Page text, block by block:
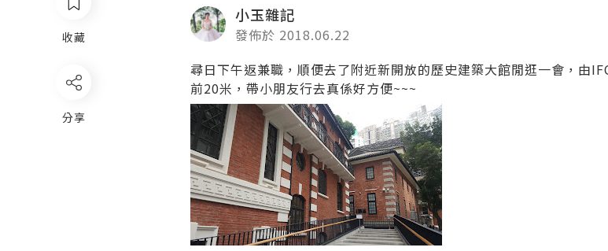
收藏
分享
小玉雜記
發佈於 2018.06.22
尋日下午返兼職，順便去了附近新開放的歷史建築大館閒逛一會，由
前20米，帶小朋友行去真係好方便~~~